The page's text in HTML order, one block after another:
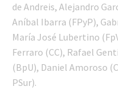
de Andreis, Alejandro
Aníbal Ibarra (FPyP),
María José Lubertino
Ferraro (CC), Rafael
(BpU), Daniel Amoroso
PSur).